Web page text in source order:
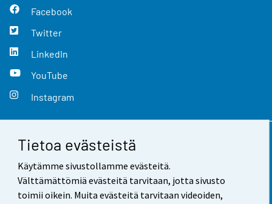
Tietoa evästeistä
Käytämme sivustollamme evästeitä.
Välttämättömiä evästeitä tarvitaan, jotta sivusto
toimii oikein. Muita evästeitä tarvitaan videoiden,
Facebook
Twitter
LinkedIn
YouTube
Instagram
Yhteystiedot
Palaute
Käyttöehdot